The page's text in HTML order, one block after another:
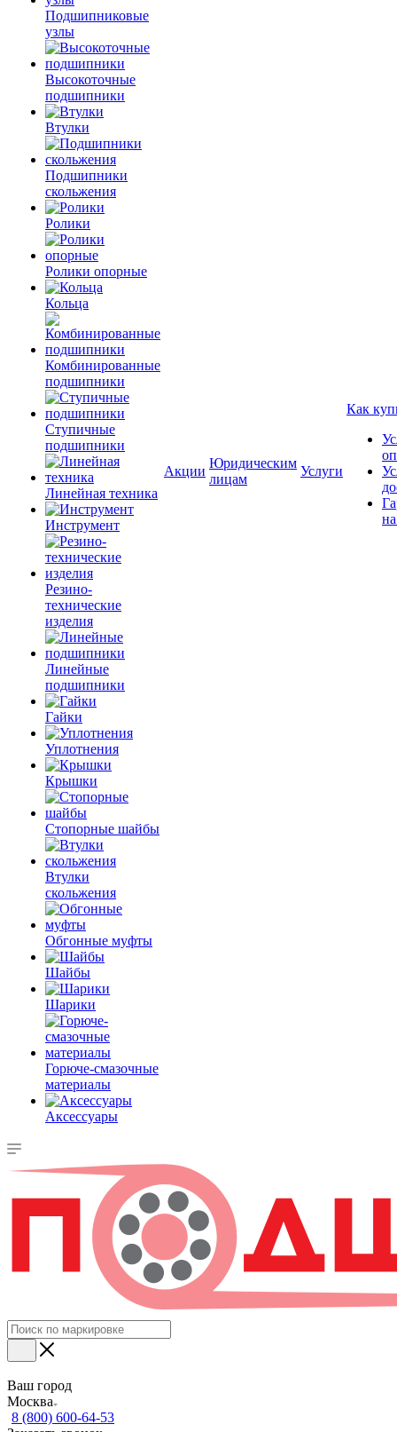
Подшипниковые
узлы
Высокоточные
подшипники
Втулки
Подшипники
скольжения
Ролики
Ролики опорные
Кольца
Комбинированные
подшипники
Ступичные
подшипники
Линейная техника
Инструмент
Резино-
технические
изделия
Линейные
подшипники
Гайки
Уплотнения
Крышки
Стопорные шайбы
Втулки
скольжения
Обгонные муфты
Шайбы
Шарики
Горюче-смазочные
материалы
Аксессуары
Акции
Юридическим
лицам
Услуги
Как
Ваш город
Москва
8 (800) 600-64-53